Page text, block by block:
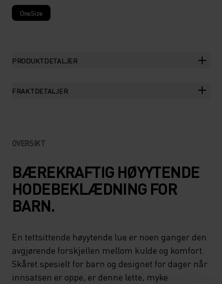
OneSize
PRODUKTDETALJER
FRAKTDETALJER
OVERSIKT
BÆREKRAFTIG HØYYTENDE
HODEBEKLÆDNING FOR
BARN.
En tettsittende høyytende lue er noen ganger den
avgjørende forskjellen mellom kulde og komfort.
Skåret spesielt for barn og designet for dager når
innsatsen er oppe, er denne lette, myke